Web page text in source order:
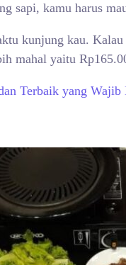
sapi, kamu harus
kunjung kau.
mahal yaitu
Terbaik yang Wajib